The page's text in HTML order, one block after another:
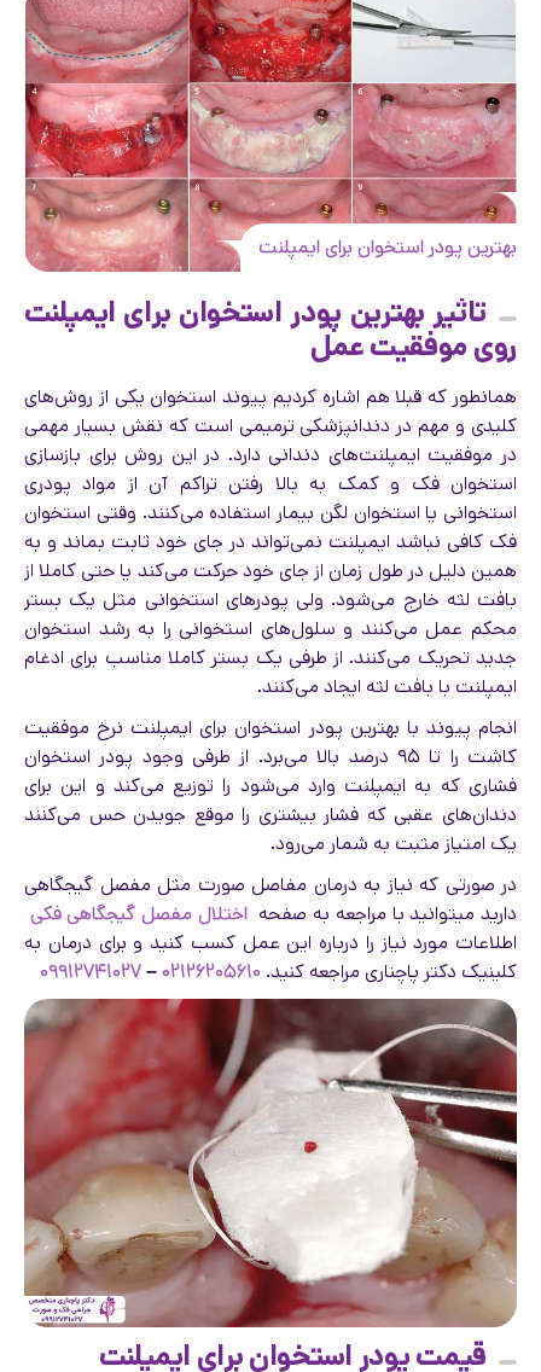
بهترین پودر استخوان برای ایمپلنت
تاثیر بهترین پودر استخوان برای ایمپلنت
روی موفقیت عمل
همانطور که قبلا هم اشاره کردیم پیوند استخوان یکی از روش‌های
کلیدی و مهم در دندانپزشکی ترمیمی است که نقش بسیار مهمی
در موفقیت ایمپلنت‌های دندانی دارد. در این روش برای بازسازی
استخوان فک و کمک به بالا رفتن تراکم آن از مواد پودری
استخوانی یا استخوان لگن بیمار استفاده می‌کنند. وقتی استخوان
فک کافی نباشد ایمپلنت نمی‌تواند در جای خود ثابت بماند و به
همین دلیل در طول زمان از جای خود حرکت می‌کند یا حتی کاملا از
بافت لثه خارج می‌شود. ولی پودرهای استخوانی مثل یک بستر
محکم عمل می‌کنند و سلول‌های استخوانی را به رشد استخوان
جدید تحریک می‌کنند. از طرفی یک بستر کاملا مناسب برای ادغام
ایمپلنت با بافت لثه ایجاد می‌کنند.
انجام پیوند با بهترین پودر استخوان برای ایمپلنت نرخ موفقیت
کاشت را تا ۹۵ درصد بالا می‌برد. از طرفی وجود پودر استخوان
فشاری که به ایمپلنت وارد می‌شود را توزیع می‌کند و این برای
دندان‌های عقبی که فشار بیشتری را موقع جویدن حس می‌کنند
یک امتیاز مثبت به شمار می‌رود.
در صورتی که نیاز به درمان مفاصل صورت مثل مفصل گیجگاهی
دارید میتوانید با مراجعه به صفحهاختلال مفصل گیجگاهی فکی
اطلاعات مورد نیاز را درباره این عمل کسب کنید و برای درمان به
کلینیک دکتر پاچناری مراجعه کنید. ۰۲۱۲۶۲۰۵۶۱۰–۰۹۹۱۲۷۴۱۰۲۷
قیمت پودر استخوان برای ایمپلنت